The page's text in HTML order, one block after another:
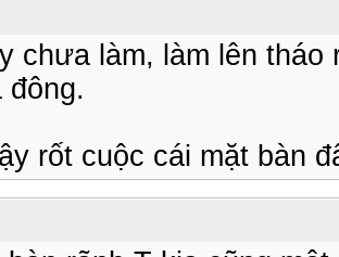
chưa làm, làm lên
đông.
rốt cuộc cái mặt bàn